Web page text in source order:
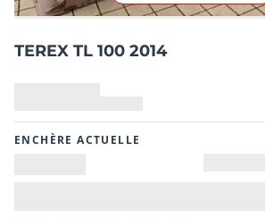
TEREX TL 100 2014
ENCHÈRE ACTUELLE